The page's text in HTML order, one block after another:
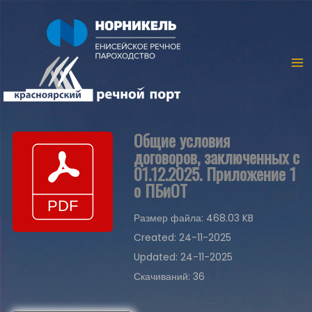
Общие условия
договоров, заключенных с
01.12.2025. Приложение 1
о ПБиОТ
Размер файла: 468.03 KB
Created: 24-11-2025
Updated: 24-11-2025
Скачиваний: 36